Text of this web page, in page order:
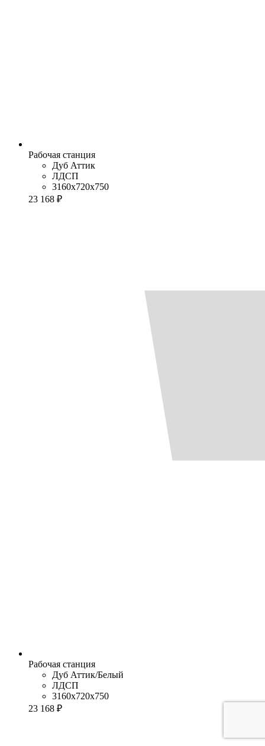
Рабочая станция
Дуб Аттик
ЛДСП
3160x720x750
23 168 ₽
Рабочая станция
Дуб Аттик/Белый
ЛДСП
3160x720x750
23 168 ₽